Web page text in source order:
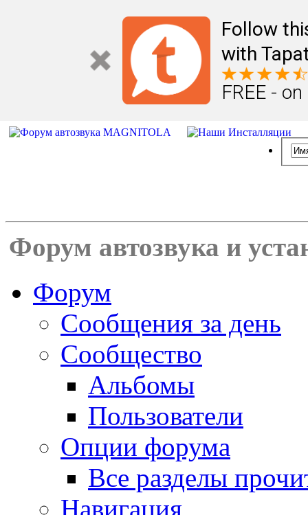
Follow
with
FREE -
Форум автозвука и
Форум
Сообщения за день
Сообщество
Альбомы
Пользователи
Опции форума
Все разделы
Навигация